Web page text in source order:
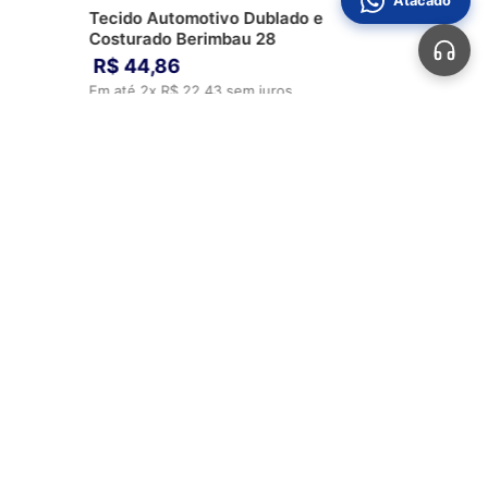
Tecido Automotivo Dublado e
Costurado Berimbau 28
R$ 44,86
Em até 2x R$ 22 43sem juros